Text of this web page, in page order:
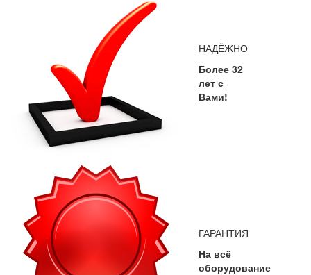
НАДЁЖНО
Более 32
лет с
Вами!
ГАРАНТИЯ
На всё
оборудование